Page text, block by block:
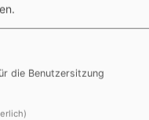
die Benutzersitzung